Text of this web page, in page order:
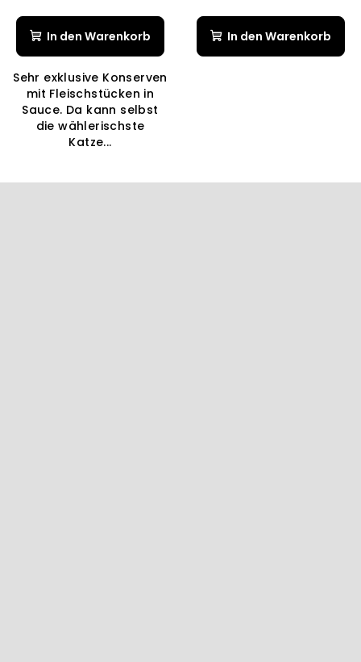
In den Warenkorb
Sehr exklusive Konserven
mit Fleischstücken in
Sauce. Da kann selbst
die wählerischste
Katze...
In den Warenkorb